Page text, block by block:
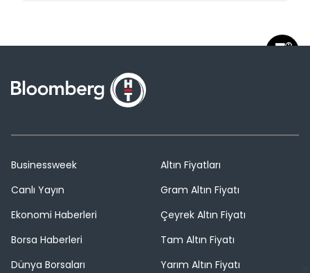
Businessweek
Canlı Yayın
Ekonomi Haberleri
Borsa Haberleri
Dünya Borsaları
Altın Fiyatları
Gram Altın Fiyatı
Çeyrek Altın Fiyatı
Tam Altın Fiyatı
Yarım Altın Fiyatı